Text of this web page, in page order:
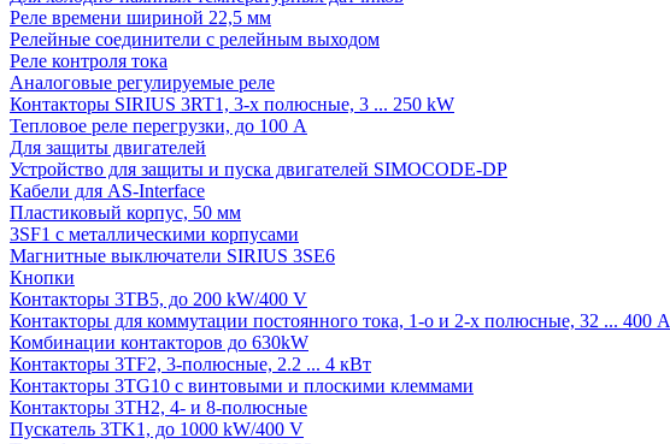
Реле времени шириной 22,5 мм
Релейные соединители с релейным выходом
Реле контроля тока
Аналоговые регулируемые реле
Контакторы SIRIUS 3RT1, 3-х полюсные, 3 ... 250 kW
Тепловое реле перегрузки, до 100 A
Для защиты двигателей
Устройство для защиты и пуска двигателей SIMOCODE-DP
Кабели для AS-Interface
Пластиковый корпус, 50 мм
3SF1 с металлическими корпусами
Магнитные выключатели SIRIUS 3SE6
Кнопки
Контакторы 3TB5, до 200 kW/400 V
Контакторы для коммутации постоянного тока, 1-о и 2-х полюсные, 32 ... 400 A
Комбинации контакторов до 630kW
Контакторы 3TF2, 3-полюсные, 2.2 ... 4 кВт
Контакторы 3TG10 c винтовыми и плоскими клеммами
Контакторы 3TH2, 4- и 8-полюсные
Пускатель 3TK1, до 1000 kW/400 V